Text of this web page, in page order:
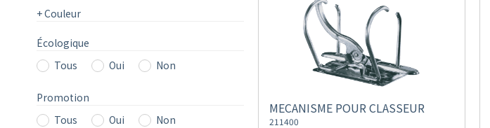
+Couleur
Écologique
Tous
Oui Non
Promotion
Tous
Oui Non
MECANISME POUR CLASSEUR
211400